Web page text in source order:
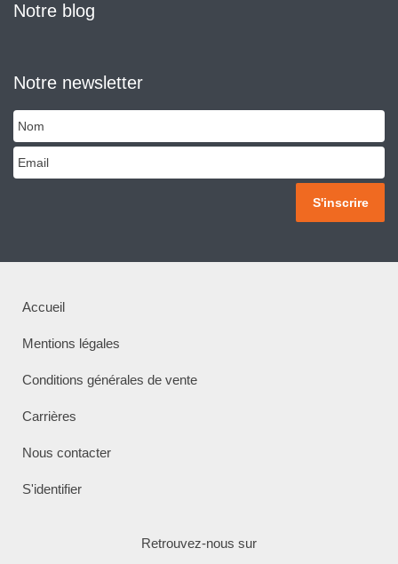
Notre blog
Notre newsletter
Accueil
Mentions légales
Conditions générales de vente
Carrières
Nous contacter
S'identifier
Retrouvez-nous sur